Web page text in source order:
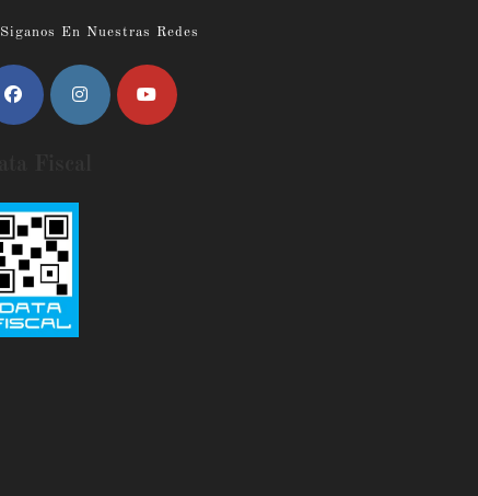
Siganos En Nuestras Redes